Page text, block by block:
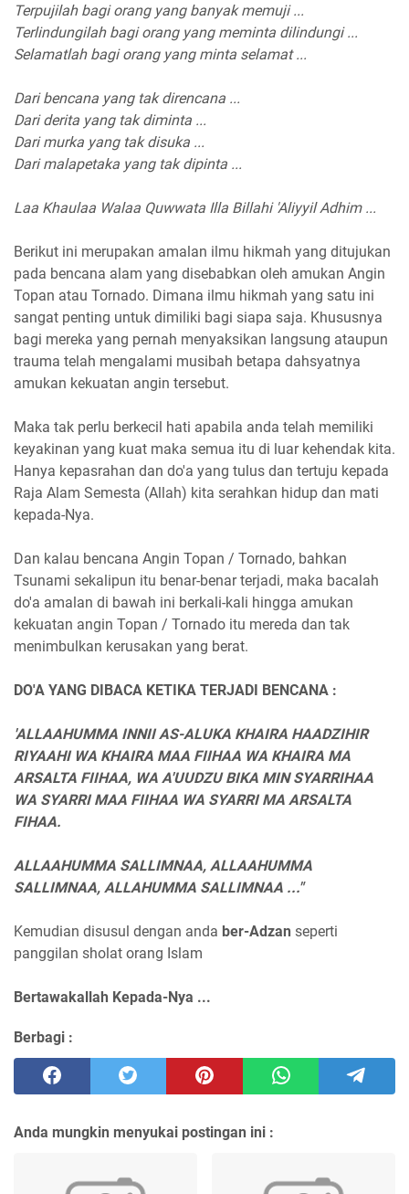
Terpujilah bagi orang yang banyak memuji ...
Terlindungilah bagi orang yang meminta dilindungi ...
Selamatlah bagi orang yang minta selamat ...
Dari bencana yang tak direncana ...
Dari derita yang tak diminta ...
Dari murka yang tak disuka ...
Dari malapetaka yang tak dipinta ...
Laa Khaulaa Walaa Quwwata Illa Billahi 'Aliyyil Adhim ...
Berikut ini merupakan amalan ilmu hikmah yang ditujukan
pada bencana alam yang disebabkan oleh amukan Angin
Topan atau Tornado. Dimana ilmu hikmah yang satu ini
sangat penting untuk dimiliki bagi siapa saja. Khususnya
bagi mereka yang pernah menyaksikan langsung ataupun
trauma telah mengalami musibah betapa dahsyatnya
amukan kekuatan angin tersebut.
Maka tak perlu berkecil hati apabila anda telah memiliki
keyakinan yang kuat maka semua itu di luar kehendak kita.
Hanya kepasrahan dan do'a yang tulus dan tertuju kepada
Raja Alam Semesta (Allah) kita serahkan hidup dan mati
kepada-Nya.
Dan kalau bencana Angin Topan / Tornado, bahkan
Tsunami sekalipun itu benar-benar terjadi, maka bacalah
do'a amalan di bawah ini berkali-kali hingga amukan
kekuatan angin Topan / Tornado itu mereda dan tak
menimbulkan kerusakan yang berat.
DO'A YANG DIBACA KETIKA TERJADI BENCANA :
'ALLAAHUMMA INNII AS-ALUKA KHAIRA HAADZIHIR
RIYAAHI WA KHAIRA MAA FIIHAA WA KHAIRA MA
ARSALTA FIIHAA, WA A'UUDZU BIKA MIN SYARRIHAA
WA SYARRI MAA FIIHAA WA SYARRI MA ARSALTA
FIHAA.
ALLAAHUMMA SALLIMNAA, ALLAAHUMMA
SALLIMNAA, ALLAHUMMA SALLIMNAA ..."
Kemudian disusul dengan anda ber-Adzan seperti
panggilan sholat orang Islam
Bertawakallah Kepada-Nya ...
Berbagi :
Anda mungkin menyukai postingan ini :